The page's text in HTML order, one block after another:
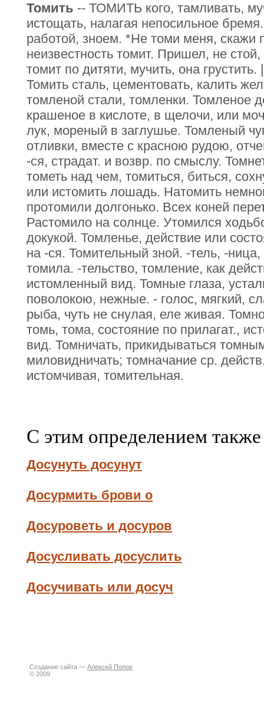
Томить -- ТОМИТЬ кого, тамливать,
истощать, налагая непосильное
работой, зноем. *Не томи меня, скажи
неизвестность томит. Пришел, не
томит по дитяти, мучить, она
Томить сталь, цементовать, калить
томленой стали, томленки. Томленое
крашеное в кислоте, в щелочи, или
лук, мореный в заглушье. Томленый
отливки, вместе с красною рудою,
-ся, страдат. и возвр. по смыслу.
тометь над чем, томиться, биться,
или истомить лошадь. Натомить
протомили долгонько. Всех коней
Растомило на солнце. Утомился
докукой. Томленье, действие или
на -ся. Томительный зной. -тель, -
томила. -тельство, томление, как
истомленный вид. Томные глаза,
поволокою, нежные. - голос, мягкий,
рыба, чуть не снулая, еле живая.
томь, тома, состояние по прилагат.,
вид. Томничать, прикидываться
миловидничать; томначание ср.
истомчивая, томительная.
С этим определением
Досунуть досунут
Досурмить брови о
Досуроветь и досуров
Досусливать досуслить
Досучивать или досуч
Создание сайта — Алексей Попов
© 2009